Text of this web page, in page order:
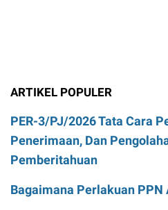
ARTIKEL POPULER
PER-3/PJ/2026 Tata Cara
Penerimaan, Dan
Pemberitahuan
Bagaimana Perlakuan